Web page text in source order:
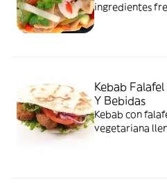
ingredientes
Kebab
Y Bebidas
Kebab con
vegetariana